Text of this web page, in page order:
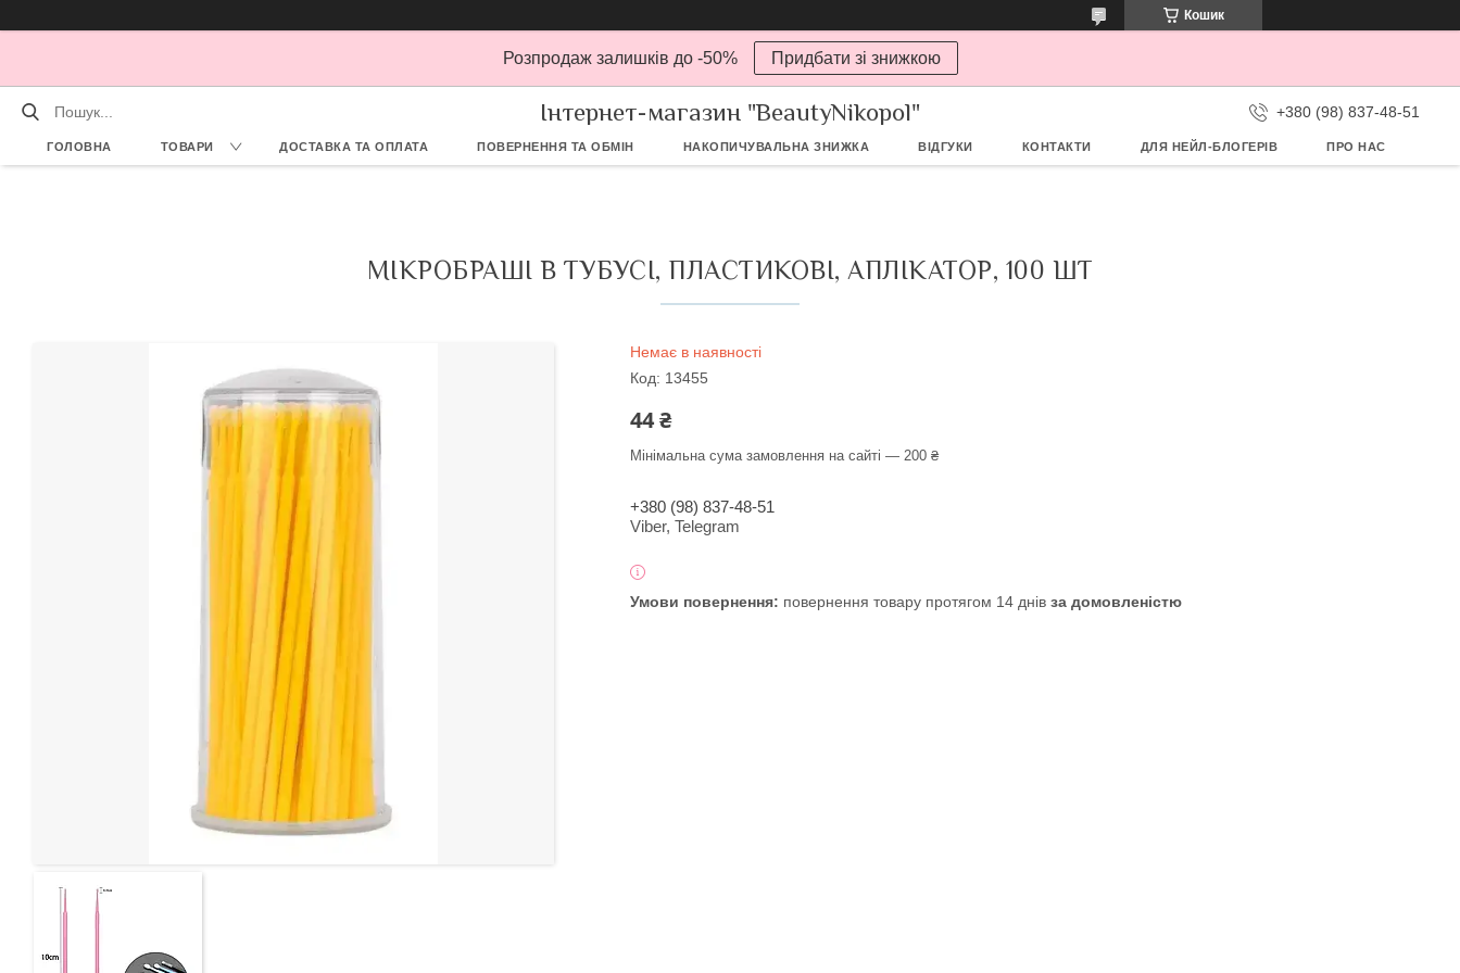
Кошик
Розпродаж залишків до -50% Придбати зі знижкою
Інтернет-магазин "BeautyNikopol" +380 (98) 837-48-51
ГОЛОВНА ТОВАРИ ДОСТАВКА ТА ОПЛАТА ПОВЕРНЕННЯ ТА ОБМІН НАКОПИЧУВАЛЬНА ЗНИЖКА ВІДГУКИ КОНТАКТИ ДЛЯ НЕЙЛ-БЛОГЕРІВ ПРО НАС
МІКРОБРАШІ В ТУБУСІ, ПЛАСТИКОВІ, АПЛІКАТОР, 100 ШТ
Немає в наявності
Код: 13455
44 ₴
Мінімальна сума замовлення на сайті — 200 ₴
+380 (98) 837-48-51
Viber, Telegram
повернення товару протягом 14 днів за домовленістю